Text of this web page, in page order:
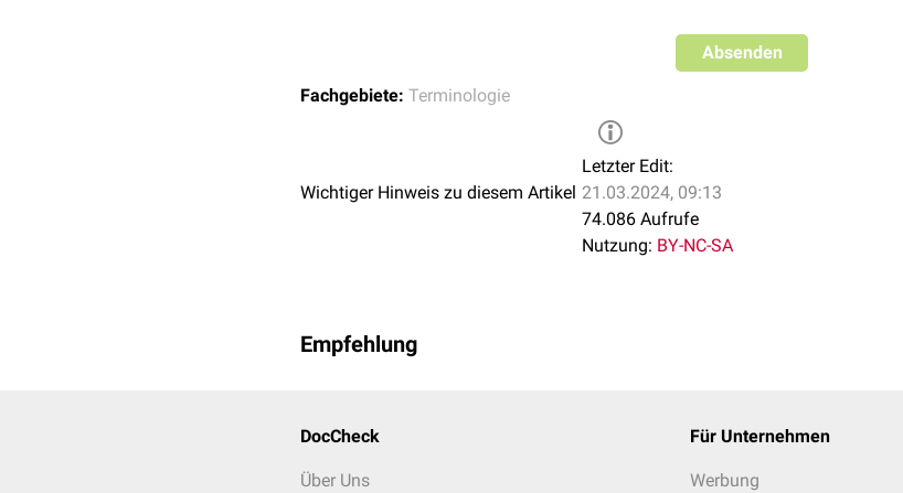
Absenden
Fachgebiete: Terminologie
Wichtiger Hinweis zu diesem Artikel
Letzter Edit:
21.03.2024, 09:13
74.086 Aufrufe
Nutzung: BY-NC-SA
Empfehlung
DocCheck
Über Uns
Für Unternehmen
Werbung